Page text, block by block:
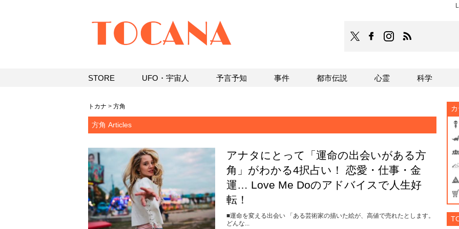
TOCANAのFacebookはこち
TOCANAのinstagram
トカナ > 方角
方角 Articles
アナタにとって「運命の出会いがある方
角」がわかる4択占い！ 恋愛・仕事・金
運… Love Me Doのアドバイスで人生好
転！
■運命を変える出会い 「ある芸術家の描いた絵が、高値で売れたとします。
どんな...
STORE UFO・宇宙人 予言予知 事件 都市伝説 心霊 科学